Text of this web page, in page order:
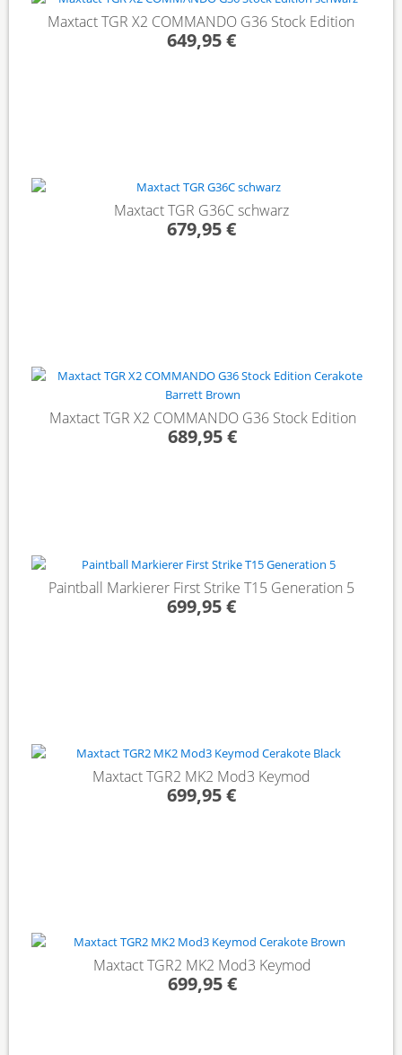
Maxtact TGR X2 COMMANDO G36 Stock Edition
649,95 €
Maxtact TGR G36C schwarz
679,95 €
Maxtact TGR X2 COMMANDO G36 Stock Edition
689,95 €
Paintball Markierer First Strike T15 Generation 5
699,95 €
Maxtact TGR2 MK2 Mod3 Keymod
699,95 €
Maxtact TGR2 MK2 Mod3 Keymod
699,95 €